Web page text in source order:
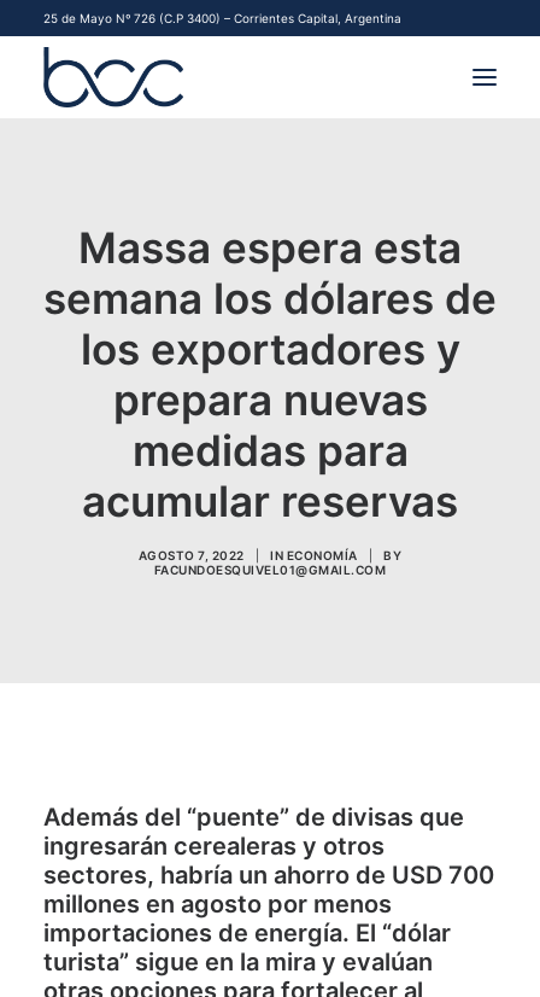
25 de Mayo Nº 726 (C.P 3400) – Corrientes Capital, Argentina
FINANCIAMIENTO PYME
CONTACTO
COMENZAR A OPERAR
Massa espera esta
semana los dólares de
los exportadores y
prepara nuevas
medidas para
acumular reservas
AGOSTO 7, 2022 IN ECONOMÍA
BY
FACUNDOESQUIVEL01@GMAIL.COM
Además del “puente” de divisas que
ingresarán cerealeras y otros
sectores, habría un ahorro de USD 700
millones en agosto por menos
importaciones de energía. El “dólar
turista” sigue en la mira y evalúan
otras opciones para fortalecer al